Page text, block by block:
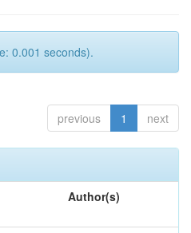
0.001 seconds).
previous 1 next
Author(s)